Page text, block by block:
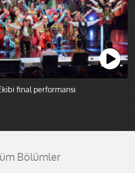
final performansı
Bölümler